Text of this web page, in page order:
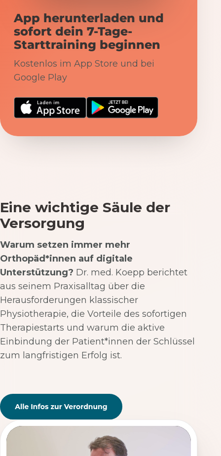
App herunterladen und
sofort dein 7-Tage-
Starttraining beginnen
Kostenlos im App Store und bei
Google Play
Eine wichtige Säule der
Versorgung
Warum setzen immer mehr
Orthopäd*innen auf digitale
Unterstützung? Dr. med. Koepp berichtet
aus seinem Praxisalltag über die
Herausforderungen klassischer
Physiotherapie, die Vorteile des sofortigen
Therapiestarts und warum die aktive
Einbindung der Patient*innen der Schlüssel
zum langfristigen Erfolg ist.